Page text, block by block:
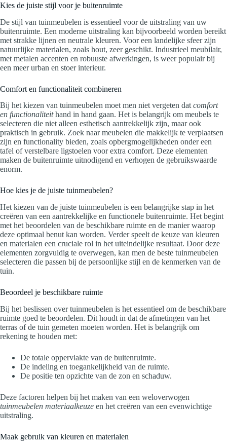
Kies de juiste stijl voor je buitenruimte
De stijl van tuinmeubelen is essentieel voor de uitstraling van uw
buitenruimte. Een moderne uitstraling kan bijvoorbeeld worden bereikt
met strakke lijnen en neutrale kleuren. Voor een landelijke sfeer zijn
natuurlijke materialen, zoals hout, zeer geschikt. Industrieel meubilair,
met metalen accenten en robuuste afwerkingen, is weer populair bij
een meer urban en stoer interieur.
Comfort en functionaliteit combineren
Bij het kiezen van tuinmeubelen moet men niet vergeten dat comfort
en functionaliteithand in hand gaan. Het is belangrijk om meubels te
selecteren die niet alleen esthetisch aantrekkelijk zijn, maar ook
praktisch in gebruik. Zoek naar meubelen die makkelijk te verplaatsen
zijn en functionality bieden, zoals opbergmogelijkheden onder een
tafel of verstelbare ligstoelen voor extra comfort. Deze elementen
maken de buitenruimte uitnodigend en verhogen de gebruikswaarde
enorm.
Hoe kies je de juiste tuinmeubelen?
Het kiezen van de juiste tuinmeubelen is een belangrijke stap in het
creëren van een aantrekkelijke en functionele buitenruimte. Het begint
met het beoordelen van de beschikbare ruimte en de manier waarop
deze optimaal benut kan worden. Verder speelt de keuze van kleuren
en materialen een cruciale rol in het uiteindelijke resultaat. Door deze
elementen zorgvuldig te overwegen, kan men de beste tuinmeubelen
selecteren die passen bij de persoonlijke stijl en de kenmerken van de
tuin.
Beoordeel je beschikbare ruimte
Bij het beslissen over tuinmeubelen is het essentieel om de beschikbare
ruimte goed te beoordelen. Dit houdt in dat de afmetingen van het
terras of de tuin gemeten moeten worden. Het is belangrijk om
rekening te houden met:
De totale oppervlakte van de buitenruimte.
De indeling en toegankelijkheid van de ruimte.
De positie ten opzichte van de zon en schaduw.
Deze factoren helpen bij het maken van een weloverwogen
tuinmeubelen materiaalkeuze en het creëren van een evenwichtige
uitstraling.
Maak gebruik van kleuren en materialen